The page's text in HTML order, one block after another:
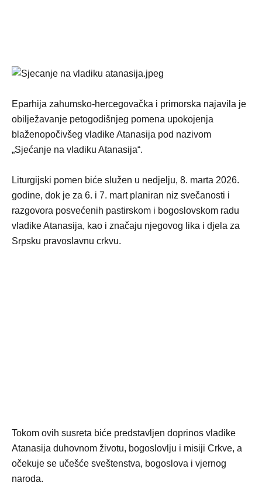
Eparhija zahumsko-hercegovačka i primorska najavila je
obilježavanje petogodišnjeg pomena upokojenja
blaženopočivšeg vladike Atanasija pod nazivom
„Sjećanje na vladiku Atanasija“.
Liturgijski pomen biće služen u nedjelju, 8. marta 2026.
godine, dok je za 6. i 7. mart planiran niz svečanosti i
razgovora posvećenih pastirskom i bogoslovskom radu
vladike Atanasija, kao i značaju njegovog lika i djela za
Srpsku pravoslavnu crkvu.
Tokom ovih susreta biće predstavljen doprinos vladike
Atanasija duhovnom životu, bogoslovlju i misiji Crkve, a
očekuje se učešće sveštenstva, bogoslova i vjernog
naroda.